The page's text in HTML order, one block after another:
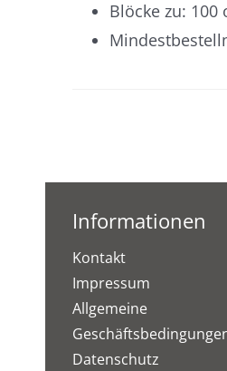
Blöcke zu: 100
Informationen
Kontakt
Impressum
Allgemeine
Datenschutz